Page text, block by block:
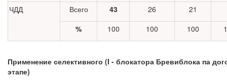
ЧДД
Всего 43 26
21
%
100 100 100
Применение селективного (I - блокатора Бревиблока па
этапе)